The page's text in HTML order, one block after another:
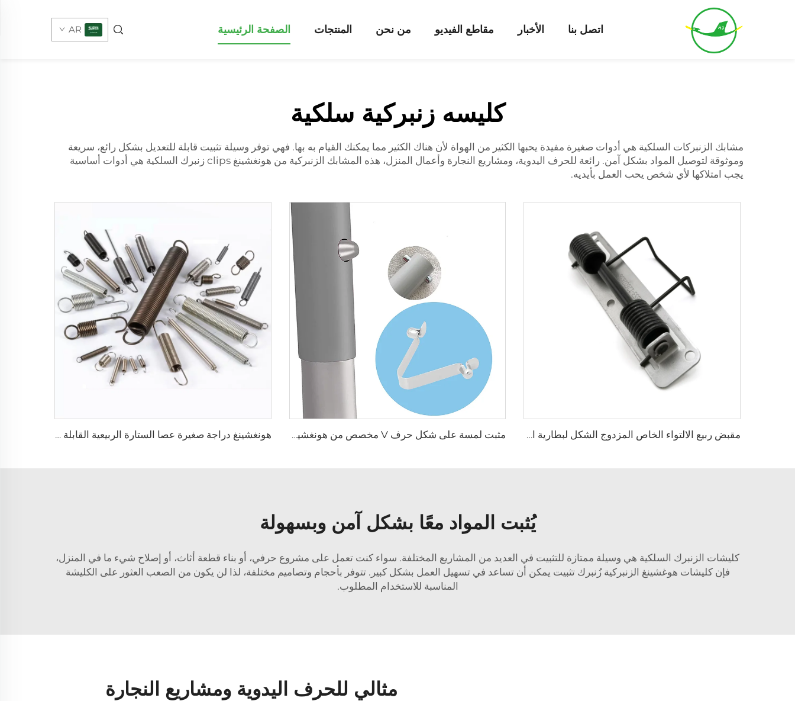
الصفحة الرئيسية المنتجات من نحن مقاطع الفيديو الأخبار اتصل بنا AR
كليسه زنبركية سلكية
مشابك الزنبركات السلكية هي أدوات صغيرة مفيدة يحبها الكثير من الهواة لأن هناك الكثير مما يمكنك القيام به بها. فهي توفر وسيلة تثبيت قابلة للتعديل بشكل رائع، سريعة
وموثوقة لتوصيل المواد بشكل آمن. رائعة للحرف اليدوية، ومشاريع النجارة وأعمال المنزل، هذه المشابك الزنبركية من هونغشينغ clips زنبرك السلكية
هي أدوات أساسية
يجب امتلاكها لأي شخص يحب العمل بأيديه.
مقبض ربيع الالتواء الخاص المزدوج الشكل لبطارية الأجهزة مثبت لمسة على شكل حرف V مخصص من هونغشينغ للازرار ولقطع الأنابيب المعدنية هونغشينغ دراجة صغيرة عصا الستارة الربيعية القابلة للتعديل، مكبس ربيع التوتر المطلي كهربائياً
يُثبت المواد معًا بشكل آمن وبسهولة
كليشات الزنبرك السلكية هي وسيلة ممتازة للتثبيت في العديد من المشاريع المختلفة. سواء كنت تعمل على مشروع حرفي، أو بناء قطعة أثاث، أو إصلاح شيء ما في المنزل،
فإن كليشات هوغشينغ الزنبركيةزُنبرك تثبيت يمكن أن تساعد في تسهيل العمل بشكل كبير. تتوفر بأحجام وتصاميم مختلفة، لذا لن يكون من الصعب العثور على الكليشة
المناسبة للاستخدام المطلوب.
مثالي للحرف اليدوية ومشاريع النجارة